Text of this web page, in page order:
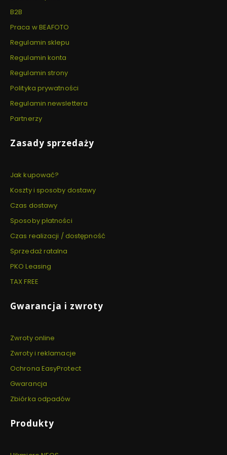
B2B
Praca w BEAFOTO
Regulamin sklepu
Regulamin konta
Regulamin strony
Polityka prywatności
Regulamin newslettera
Partnerzy
Zasady sprzedaży
Jak kupować?
Koszty i sposoby dostawy
Czas dostawy
Sposoby płatności
Czas realizacji / dostępność
Sprzedaż ratalna
PKO Leasing
TAX FREE
Gwarancja i zwroty
Zwroty online
Zwroty i reklamacje
Ochrona EasyProtect
Gwarancja
Zbiórka odpadów
Produkty